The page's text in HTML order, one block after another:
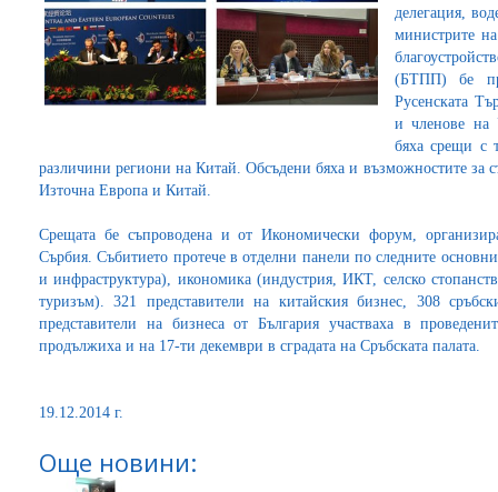
делегация,
министрите
(БТПП) бе
Русенската
и членове на
бяха срещи с
различини региони на Китай. Обсъдени бяха и възможностите за
Източна Европа и Китай.
Срещата бе съпроводена и от Икономически форум,
Сърбия. Събитието протече в отделни панели по следните
и инфраструктура), икономика (индустрия, ИКТ, селско
туризъм). 321 представители на китайския бизнес, 308
представители на бизнеса от България участваха в
продължиха и на 17-ти декември в сградата на Сръбската палата.
19.12.2014 г.
Още новини: